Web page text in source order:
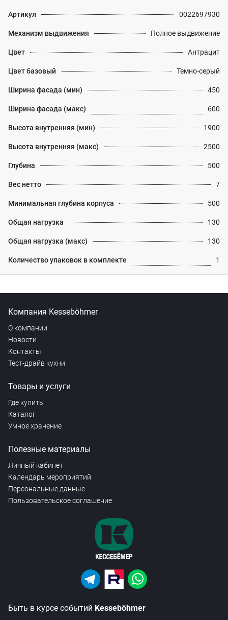
Артикул 0022697930
Механизм выдвижения Полное выдвижение
Цвет Антрацит
Цвет базовый Темно-серый
Ширина фасада (мин) 450
Ширина фасада (макс) 600
Высота внутренняя (мин) 1900
Высота внутренняя (макс) 2500
Глубина 500
Вес нетто 7
Минимальная глубина корпуса 500
Общая нагрузка 130
Общая нагрузка (макс) 130
Количество упаковок в комплекте 1
Компания Kesseböhmer
О компании
Новости
Контакты
Тест-драйв кухни
Товары и услуги
Где купить
Каталог
Умное хранение
Полезные материалы
Личный кабинет
Календарь мероприятий
Персональные данные
Пользовательское соглашение
Быть в курсе событий Kesseböhmer